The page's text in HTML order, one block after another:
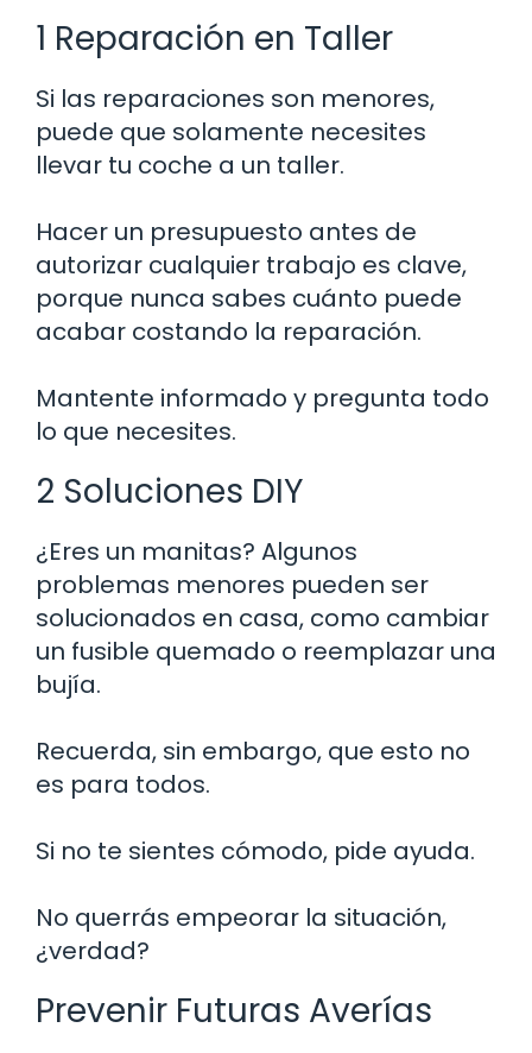
1 Reparación en Taller
Si las reparaciones son menores,
puede que solamente necesites
llevar tu coche a un taller.
Hacer un presupuesto antes de
autorizar cualquier trabajo es clave,
porque nunca sabes cuánto puede
acabar costando la reparación.
Mantente informado y pregunta todo
lo que necesites.
2 Soluciones DIY
¿Eres un manitas? Algunos
problemas menores pueden ser
solucionados en casa, como cambiar
un fusible quemado o reemplazar una
bujía.
Recuerda, sin embargo, que esto no
es para todos.
Si no te sientes cómodo, pide ayuda.
No querrás empeorar la situación,
¿verdad?
Prevenir Futuras Averías